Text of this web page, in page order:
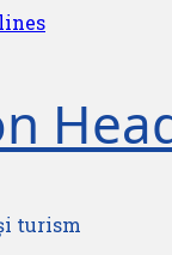
turism